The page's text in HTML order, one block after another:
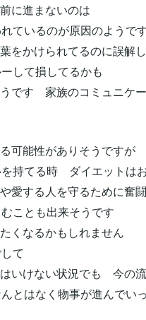
に進まないのは
ているのが原因のようで
をかけられてるのに誤解
して損してるかも
です 家族のコミュニケ
可能性がありそうですが
持てる時 ダイエットは
愛する人を守るために奮
ことも出来そうです
くなるかもしれません
して
いけない状況でも 今の
はなく物事が進んでい